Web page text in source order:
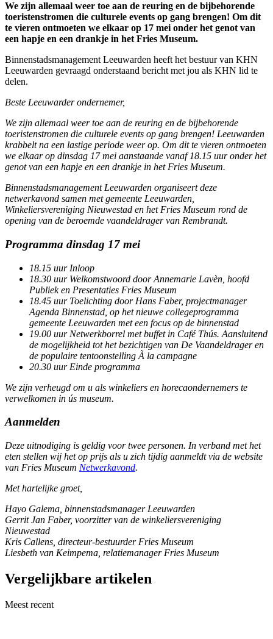
We zijn allemaal weer toe aan de reuring en de bijbehorende
toeristenstromen die culturele events op gang brengen! Om dit
te vieren ontmoeten we elkaar op 17 mei onder het genot van
een hapje en een drankje in het Fries Museum.
Binnenstadsmanagement Leeuwarden heeft het bestuur van KHN
Leeuwarden gevraagd onderstaand bericht met jou als KHN lid te
delen.
Beste Leeuwarder ondernemer,
We zijn allemaal weer toe aan de reuring en de bijbehorende
toeristenstromen die culturele events op gang brengen! Leeuwarden
krabbelt na een lastige periode weer op. Om dit te vieren ontmoeten
we elkaar op dinsdag 17 mei aanstaande vanaf 18.15 uur onder het
genot van een hapje en een drankje in het Fries Museum.
Binnenstadsmanagement Leeuwarden organiseert deze
netwerkavond samen met gemeente Leeuwarden,
Winkeliersvereniging Nieuwestad en het Fries Museum rond de
opening van de beroemde vaandeldrager van Rembrandt.
Programma dinsdag 17 mei
18.15 uur Inloop
18.30 uur Welkomstwoord door Annemarie Lavèn, hoofd
Publiek en Presentaties Fries Museum
18.45 uur Toelichting door Hans Faber, projectmanager
Agenda Binnenstad, op het nieuwe collegeprogramma
gemeente Leeuwarden met een focus op de binnenstad
19.00 uur Netwerkborrel met buffet in Café Thús. Aansluitend
de mogelijkheid tot het bezichtigen van De Vaandeldrager en
de populaire tentoonstelling À la campagne
20.30 uur Einde programma
We zijn verheugd om u als winkeliers en horecaondernemers te
verwelkomen in ús museum.
Aanmelden
Deze uitnodiging is geldig voor twee personen. In verband met het
eten stellen wij het op prijs als u zich tijdig aanmeldt via de website
van Fries Museum Netwerkavond.
Met hartelijke groet,
Hayo Galema, binnenstadsmanager Leeuwarden
Gerrit Jan Faber, voorzitter van de winkeliersvereniging
Nieuwestad
Kris Callens, directeur-bestuurder Fries Museum
Liesbeth van Keimpema, relatiemanager Fries Museum
Vergelijkbare artikelen
Meest recent